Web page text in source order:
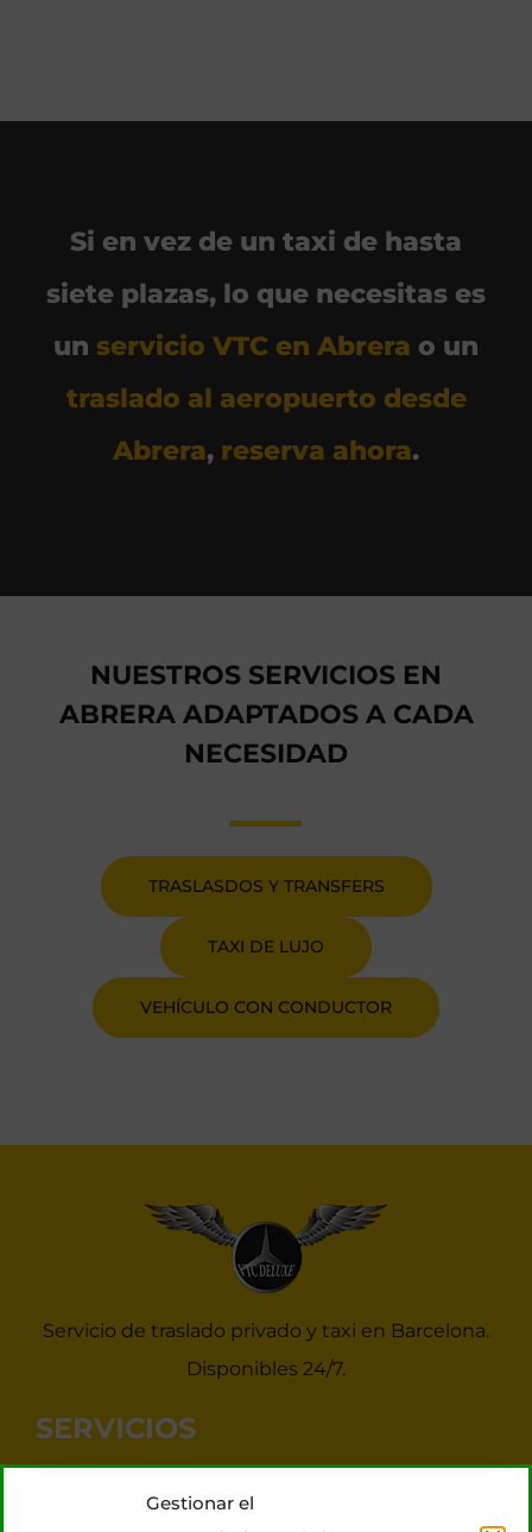
Gestionar el
Si en vez de un taxi de hasta
siete plazas, lo que necesitas es
un servicio VTC en Abrera o un
traslado al aeropuerto desde
Abrera, reserva ahora.
NUESTROS SERVICIOS EN
ABRERA ADAPTADOS A CADA
NECESIDAD
TRASLASDOS Y TRANSFERS
TAXI DE LUJO
VEHÍCULO CON CONDUCTOR
Servicio de traslado privado y taxi en Barcelona.
Disponibles 24/7.
SERVICIOS